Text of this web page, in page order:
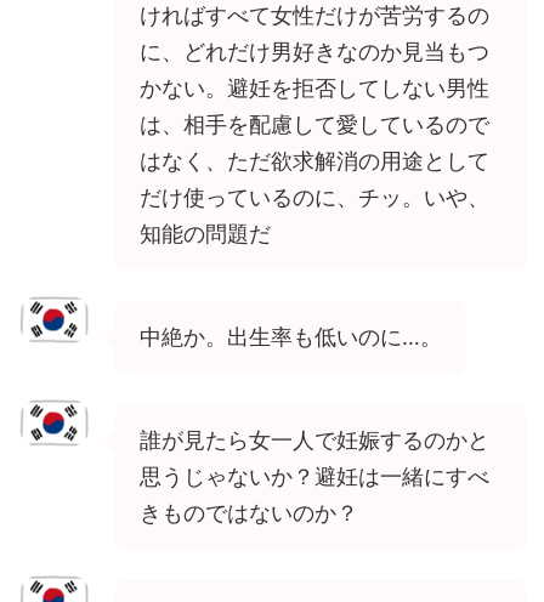
ければすべて女性だけが苦労するの
に、どれだけ男好きなのか見当もつ
かない。避妊を拒否してしない男性
は、相手を配慮して愛しているので
はなく、ただ欲求解消の用途として
だけ使っているのに、チッ。いや、
知能の問題だ
中絶か。出生率も低いのに…。
誰が見たら女一人で妊娠するのかと
思うじゃないか？避妊は一緒にすべ
きものではないのか？